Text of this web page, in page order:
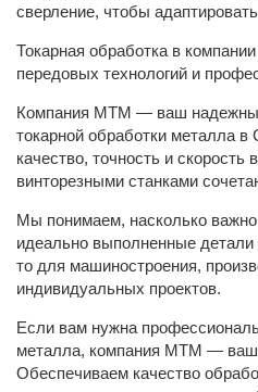
сверление, чтобы
Токарная обработка в
передовых технологий и
Компания МТМ — ваш
токарной обработки металла в
качество, точность и скорость
винторезными станками
Мы понимаем, насколько
идеально выполненные
то для машиностроения,
индивидуальных проектов.
Если вам нужна
металла, компания МТМ —
Обеспечиваем качество